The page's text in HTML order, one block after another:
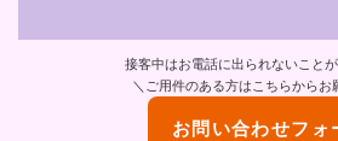
接客中はお電話に出られないことが
＼ご用件のある方はこちらからお
お問い合わせフォ